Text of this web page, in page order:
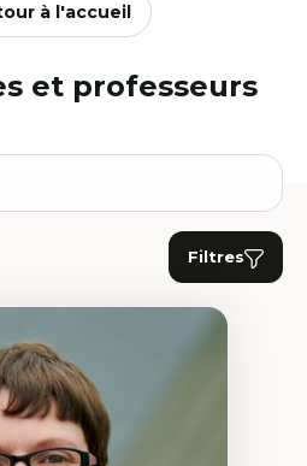
à l'accueil
et professeurs
Filtres